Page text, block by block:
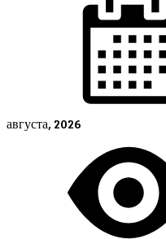
августа, 2026